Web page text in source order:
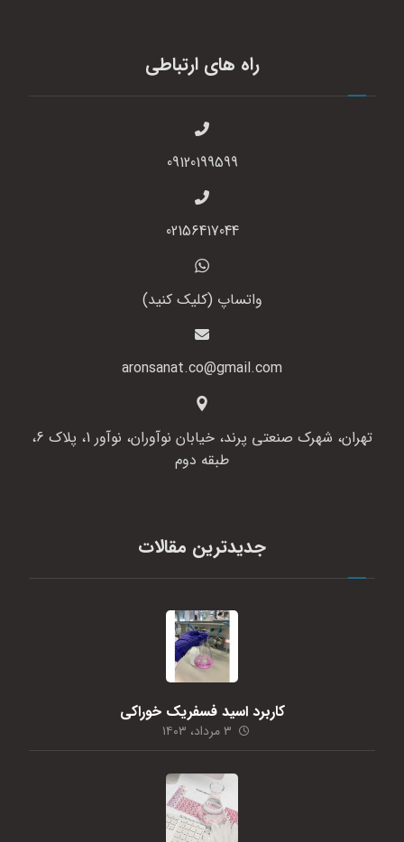
راه های ارتباطی
09120199599
02156417044
واتساپ (کلیک کنید)
aronsanat.co@gmail.com
تهران، شهرک صنعتی پرند، خیابان نوآوران، نوآور 1، پلاک 6،
طبقه دوم
جدیدترین مقالات
کاربرد اسید فسفریک خوراکی
۳ مرداد، ۱۴۰۳